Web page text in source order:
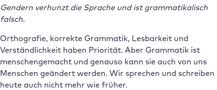
Gendern verhunzt die Sprache und ist grammatikalisch
falsch.
Orthografie, korrekte Grammatik, Lesbarkeit und
Verständlichkeit haben Priorität. Aber Grammatik ist
menschengemacht und genauso kann sie auch von uns
Menschen geändert werden. Wir sprechen und schreiben
heute auch nicht mehr wie früher.